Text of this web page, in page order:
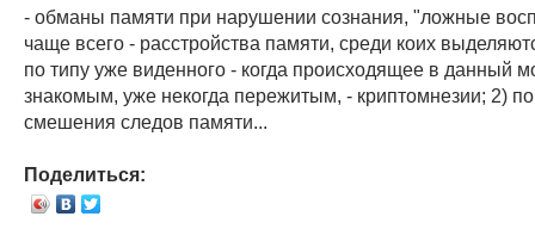
- обманы памяти при нарушении сознания, "ложные
чаще всего - расстройства памяти, среди коих
по типу уже виденного - когда происходящее в данный
знакомым, уже некогда пережитым, - криптомнезии; 2) по
смешения следов памяти...
Поделиться: